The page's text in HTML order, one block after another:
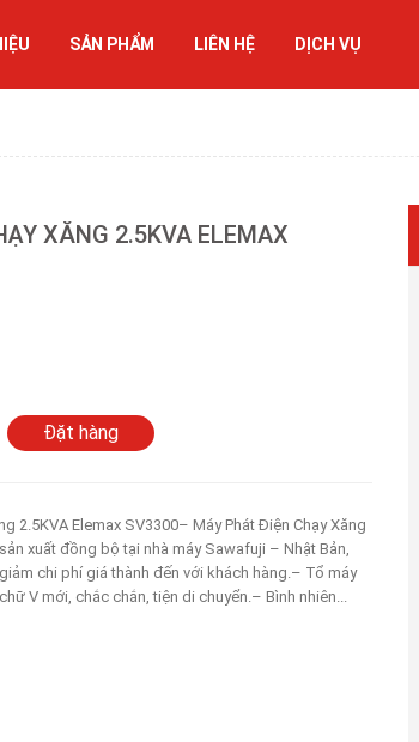
SẢN PHẨM LIÊN HỆ DỊCH VỤ
XĂNG 2.5KVA ELEMAX
2.5KVA Elemax SV3300– Máy Phát Điện Chạy Xăng
xuất đồng bộ tại nhà máy Sawafuji – Nhật Bản,
chi phí giá thành đến với khách hàng.– Tổ máy
V mới, chắc chắn, tiện di chuyển.– Bình nhiên...